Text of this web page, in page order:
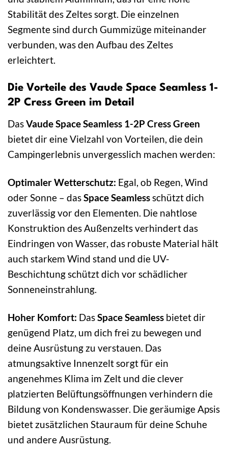
Stabilität des Zeltes sorgt. Die einzelnen
Segmente sind durch Gummizüge miteinander
verbunden, was den Aufbau des Zeltes
erleichtert.
Die Vorteile des Vaude Space Seamless 1-
2P Cress Green im Detail
DasVaude Space Seamless 1-2P Cress Green
bietet dir eine Vielzahl von Vorteilen, die dein
Campingerlebnis unvergesslich machen werden:
Optimaler Wetterschutz: Egal, ob Regen, Wind
oder Sonne – dasSpace Seamlessschützt dich
zuverlässig vor den Elementen. Die nahtlose
Konstruktion des Außenzelts verhindert das
Eindringen von Wasser, das robuste Material hält
auch starkem Wind stand und die UV-
Beschichtung schützt dich vor schädlicher
Sonneneinstrahlung.
Hoher Komfort: DasSpace Seamless bietet dir
genügend Platz, um dich frei zu bewegen und
deine Ausrüstung zu verstauen. Das
atmungsaktive Innenzelt sorgt für ein
angenehmes Klima im Zelt und die clever
platzierten Belüftungsöffnungen verhindern die
Bildung von Kondenswasser. Die geräumige Apsis
bietet zusätzlichen Stauraum für deine Schuhe
und andere Ausrüstung.